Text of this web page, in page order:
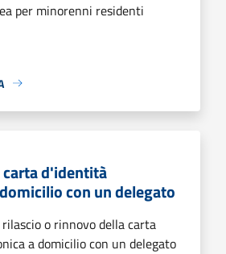
per minorenni residenti
carta d'identità
con un delegato
o rinnovo della carta
a domicilio con un delegato